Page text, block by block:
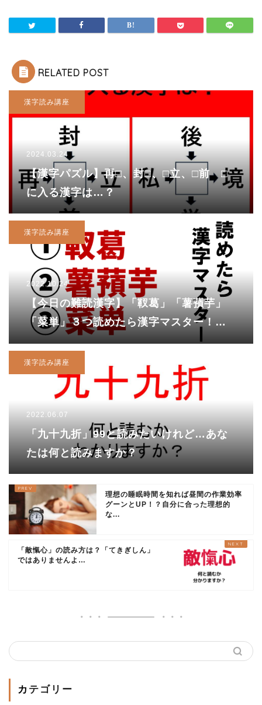
RELATED POST
漢字読み講座
2024.03.24
【漢字パズル】再□、封□、□立、□前 □
に入る漢字は…？
漢字読み講座
2022.10.24
【今日の難読漢字】「靫葛」「薯蕷芋」
「菜単」３つ読めたら漢字マスター！で
も（しゃくつ）と読んでしまった
ら・・・
漢字読み講座
2022.06.07
「九十九折」99と読みたいけれど…あな
たは何と読みますか？
理想の睡眠時間を知れば昼間の作業効率
グーンとUP！？自分に合った理想的
な...
「敵愾心」の読み方は？「てきぎしん」
ではありませんよ…
カテゴリー